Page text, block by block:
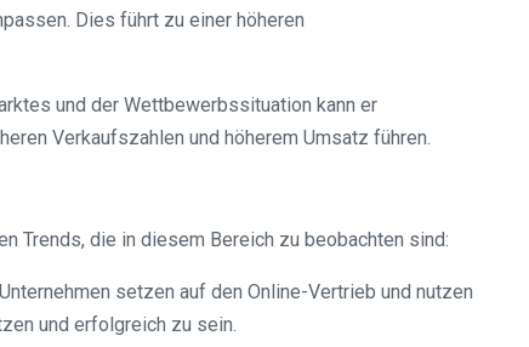
Dies führt zu einer höheren
und der Wettbewerbssituation kann er
Verkaufszahlen und höherem Umsatz führen.
Trends, die in diesem Bereich zu beobachten sind:
setzen auf den Online-Vertrieb und nutzen
und erfolgreich zu sein.